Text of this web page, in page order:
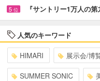
5 位 『サントリー1万人の
人気のキーワード
HIMARI 展示会/博
SUMMER SONIC